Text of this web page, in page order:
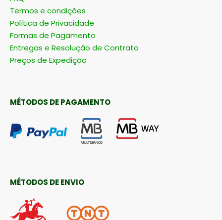
Termos e condições
Política de Privacidade
Formas de Pagamento
Entregas e Resolução de Contrato
Preços de Expedição
MÉTODOS DE PAGAMENTO
MÉTODOS DE ENVIO